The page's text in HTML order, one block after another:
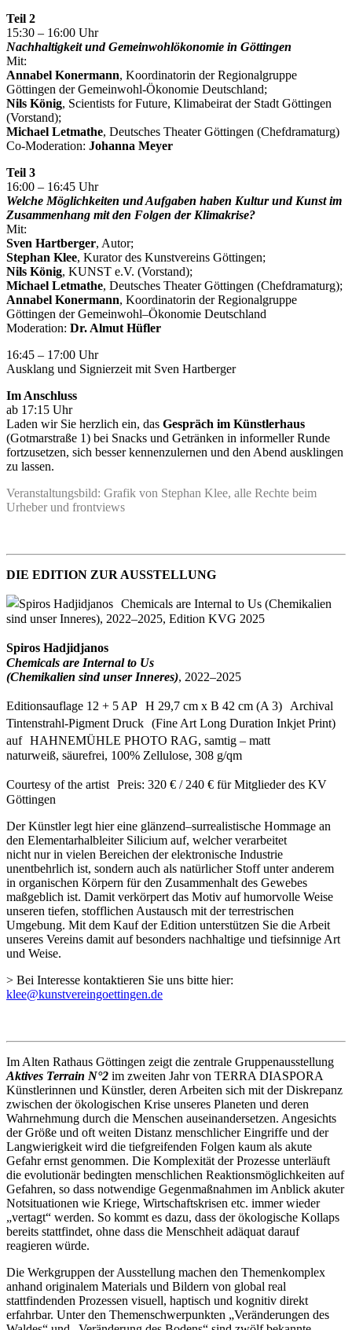
Teil 2
15:30 – 16:00 Uhr
Nachhaltigkeit und Gemeinwohlökonomie in Göttingen
Mit:
Annabel Konermann, Koordinatorin der Regionalgruppe
Göttingen der Gemeinwohl-Ökonomie Deutschland;
Nils König, Scientists for Future, Klimabeirat der Stadt Göttingen
(Vorstand);
Michael Letmathe, Deutsches Theater Göttingen (Chefdramaturg)
Co-Moderation: Johanna Meyer
Teil 3
16:00 – 16:45 Uhr
Welche Möglichkeiten und Aufgaben haben Kultur und Kunst im
Zusammenhang mit den Folgen der Klimakrise?
Mit:
Sven Hartberger, Autor;
Stephan Klee, Kurator des Kunstvereins Göttingen;
Nils König, KUNST e.V. (Vorstand);
Michael Letmathe, Deutsches Theater Göttingen (Chefdramaturg);
Annabel Konermann, Koordinatorin der Regionalgruppe
Göttingen der Gemeinwohl–Ökonomie Deutschland
Moderation: Dr. Almut Hüfler
16:45 – 17:00 Uhr
Ausklang und Signierzeit mit Sven Hartberger
Im Anschluss
ab 17:15 Uhr
Laden wir Sie herzlich ein, das Gespräch im Künstlerhaus
(Gotmarstraße 1) bei Snacks und Getränken in informeller Runde
fortzusetzen, sich besser kennenzulernen und den Abend ausklingen
zu lassen.
Veranstaltungsbild: Grafik von Stephan Klee, alle Rechte beim
Urheber und frontviews
DIE EDITION ZUR AUSSTELLUNG
Spiros Hadjidjanos
Chemicals are Internal to Us
(Chemikalien sind unser Inneres), 2022–2025
Editionsauflage 12 + 5 AP H 29,7 cm x B 42 cm (A 3) Archival
Tintenstrahl-Pigment Druck (Fine Art Long Duration Inkjet Print)
auf HAHNEMÜHLE PHOTO RAG, samtig – matt
naturweiß, säurefrei, 100% Zellulose, 308 g/qm
Courtesy of the artist Preis: 320 € / 240 € für Mitglieder des KV
Göttingen
Der Künstler legt hier eine glänzend–surrealistische Hommage an
den Elementarhalbleiter Silicium auf, welcher verarbeitet
nicht nur in vielen Bereichen der elektronische Industrie
unentbehrlich ist, sondern auch als natürlicher Stoff unter anderem
in organischen Körpern fürden Zusammenhalt des Gewebes
maßgeblich ist. Damit verkörpert das Motiv auf humorvolle Weise
unseren tiefen, stofflichen Austausch mit derterrestrischen
Umgebung. Mit dem Kauf der Edition unterstützen Sie die Arbeit
unseres Vereins damit auf besonders nachhaltige und tiefsinnige Art
und Weise.
> Bei Interesse kontaktieren Sie uns bitte hier:
klee@kunstvereingoettingen.de
Im Alten Rathaus Göttingen zeigt die zentrale Gruppenausstellung
Aktives Terrain N°2 im zweiten Jahr von TERRA DIASPORA
Künstlerinnen und Künstler, deren Arbeiten sich mit der Diskrepanz
zwischen der ökologischen Krise unseres Planeten und deren
Wahrnehmung durch die Menschen auseinandersetzen. Angesichts
der Größe und oft weiten Distanz menschlicher Eingriffe und der
Langwierigkeit wird die tiefgreifenden Folgen kaum als akute
Gefahr ernst genommen. Die Komplexität der Prozesse unterläuft
die evolutionär bedingten menschlichen Reaktionsmöglichkeiten auf
Gefahren, so dass notwendige Gegenmaßnahmen im Anblick akuter
Notsituationen wie Kriege, Wirtschaftskrisen etc. immer wieder
„vertagt“ werden. So kommt es dazu, dass der ökologische Kollaps
bereits stattfindet, ohne dass die Menschheit adäquat darauf
reagieren würde.
Die Werkgruppen der Ausstellung machen den Themenkomplex
anhand originalem Materials und Bildern von global real
stattfindenden Prozessen visuell, haptisch und kognitiv direkt
erfahrbar. Unter den Themenschwerpunkten „Veränderungen des